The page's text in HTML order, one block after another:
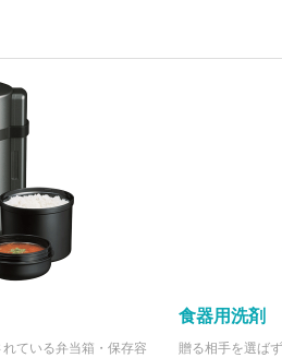
ている弁当箱・保存容
食器用洗剤
贈る相手を選ば